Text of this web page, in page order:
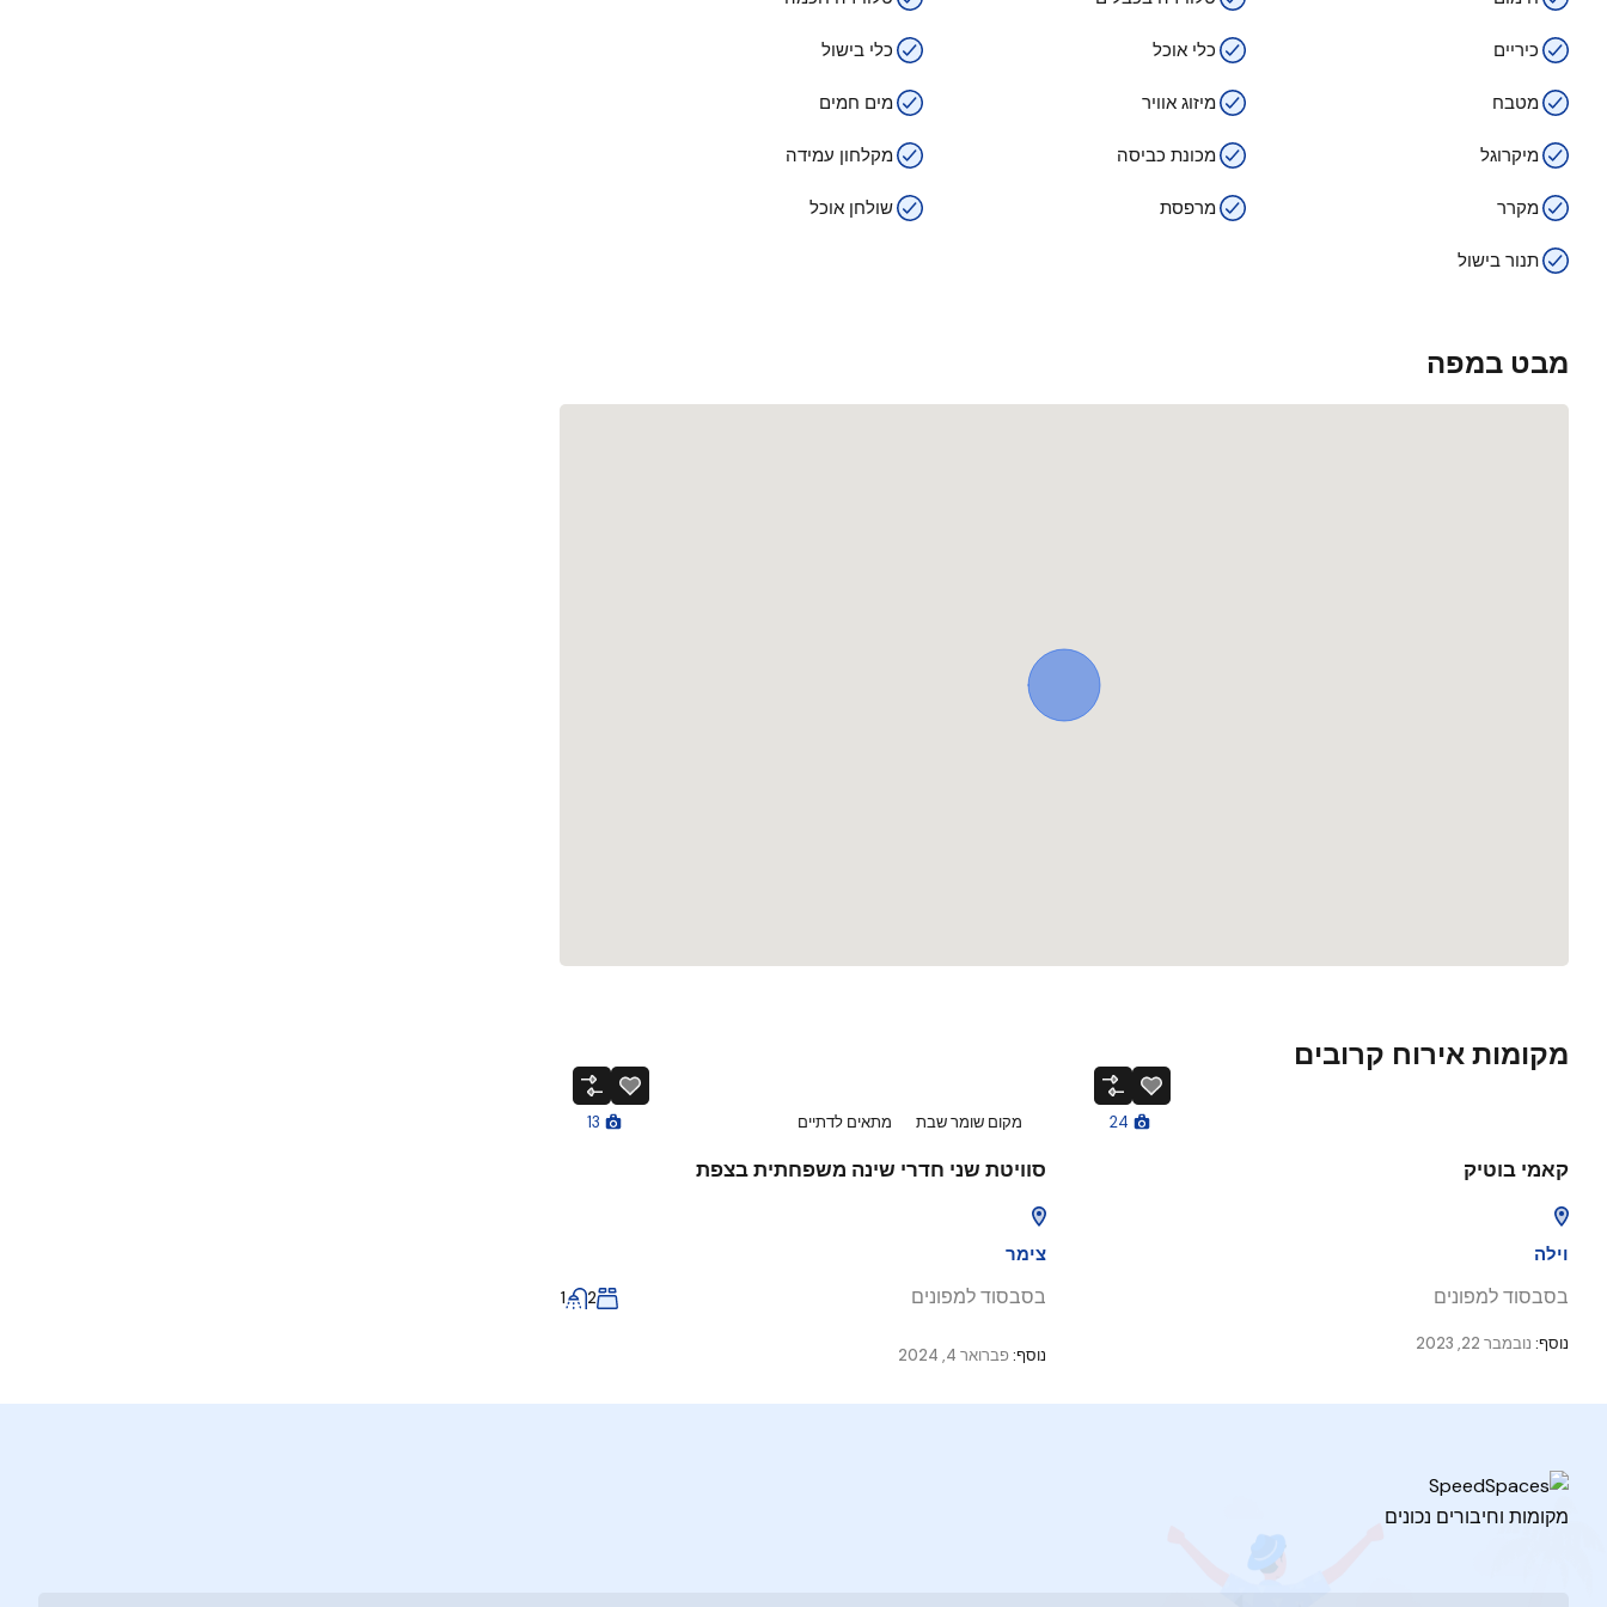
כיריים כלי אוכל כלי בישול
מטבח מיזוג אוויר מים חמים
מיקרוגל מכונת כביסה מקלחון עמידה
מקרר מרפסת שולחן אוכל
תנור בישול
מבט במפה
מקומות אירוח קרובים
24
קאמי בוטיק
וילה
בסבסוד למפונים
נוסף: נובמבר 22, 2023
מקום שומר שבת מתאים לדתיים 13
סוויטת שני חדרי שינה משפחתית בצפת
צימר
בסבסוד למפונים 2
1
נוסף:פברואר 4, 2024
מקומות וחיבורים נכונים